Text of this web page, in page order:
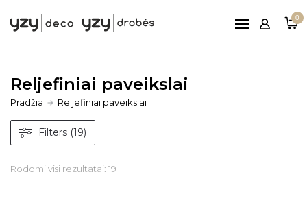
0
Printai
Paveikslai ant drobės
Reljefiniai paveikslai
Patarimai
Reljefiniai paveikslai
Pradžia Reljefiniai paveikslai
Filters (19)
Rodomi visi rezultatai: 19